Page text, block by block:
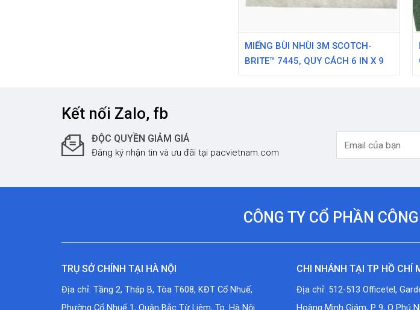
MIẾNG BÙI NHÙI 3M SCOTCH-
BRITE™ 7445, QUY CÁCH 6 IN X 9
Kết nối Zalo, fb
ĐỘC QUYỀN GIẢM GIÁ
Đăng ký nhận tin và ưu đãi tại pacvietnam.com
CÔNG TY CỔ PHẦN
TRỤ SỞ CHÍNH TẠI HÀ NỘI
Địa chỉ: Tầng 2, Tháp B, Tòa T608, KĐT Cổ Nhuế,
Phường Cổ Nhuế 1, Quận Bắc Từ Liêm, Tp. Hà Nội.
CHI NHÁNH TẠI TP HỒ CHÍ
Địa chỉ: 512-513 Officetel,
Hoàng Minh Giám, P 9, Q Phú